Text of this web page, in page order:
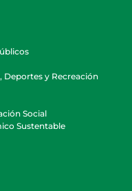
Deportes y Recreación
Social
Sustentable